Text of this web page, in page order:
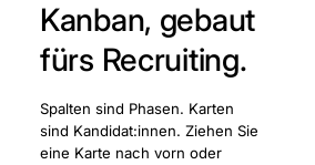
Kanban, gebaut
fürs Recruiting.
Spalten sind Phasen. Karten
sind Kandidat:innen. Ziehen Sie
eine Karte nach vorn oder